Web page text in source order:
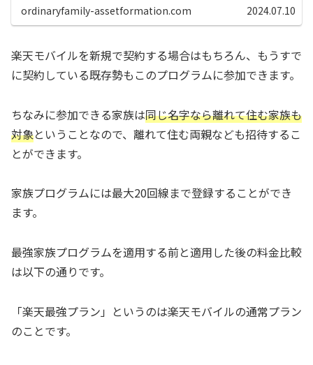
ordinaryfamily-assetformation.com 2024.07.10
楽天モバイルを新規で契約する場合はもちろん、もうすで
に契約している既存勢もこのプログラムに参加できます。
ちなみに参加できる家族は同じ名字なら離れて住む家族も
対象ということなので、離れて住む両親なども招待するこ
とができます。
家族プログラムには最大20回線まで登録することができ
ます。
最強家族プログラムを適用する前と適用した後の料金比較
は以下の通りです。
「楽天最強プラン」というのは楽天モバイルの通常プラン
のことです。